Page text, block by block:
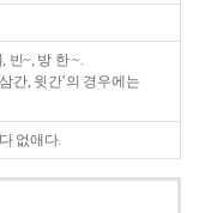
빈~, 방 한 ~.
간, 윗간’의 경우에는
없애다.